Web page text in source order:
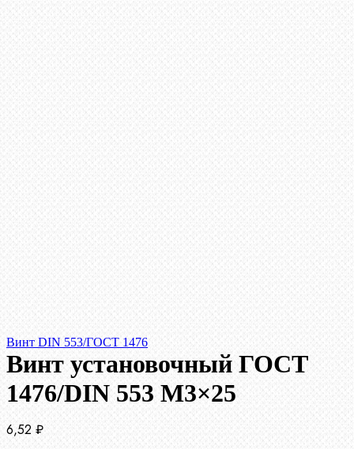
Винт DIN 553/ГОСТ 1476
Винт установочный ГОСТ
1476/DIN 553 М3×25
6,52 ₽